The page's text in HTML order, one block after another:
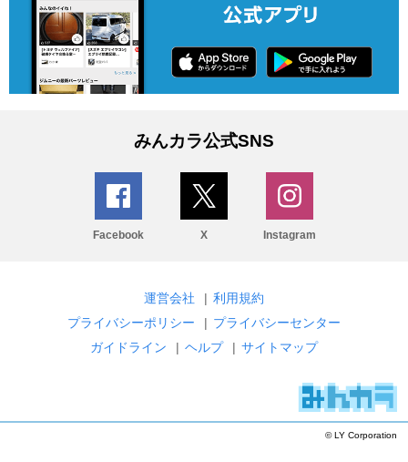
みんカラ公式SNS
Facebook X Instagram
運営会社 | 利用規約
プライバシーポリシー
| プライバシーセンター
ガイドライン
| ヘルプ | サイトマップ
© LY Corporation